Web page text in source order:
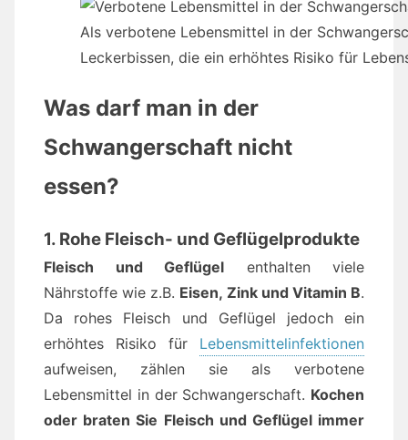
Als verbotene Lebensmittel in der
Leckerbissen, die ein erhöhtes Risiko für
Was darf man in der
Schwangerschaft nicht
essen?
1. Rohe Fleisch- und Geflügelprodukte
Fleisch und Geflügel enthalten viele
Nährstoffe wie z.B. Eisen, Zink und Vitamin B.
Da rohes Fleisch und Geflügel jedoch ein
erhöhtes Risiko für Lebensmittelinfektionen
aufweisen, zählen sie als verbotene
Lebensmittel in der Schwangerschaft. Kochen
oder braten Sie Fleisch und Geflügel immer